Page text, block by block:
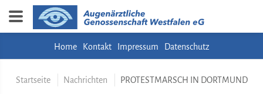
Home Kontakt Impressum Datenschutz
Startseite Nachrichten PROTESTMARSCH IN DORTMUND